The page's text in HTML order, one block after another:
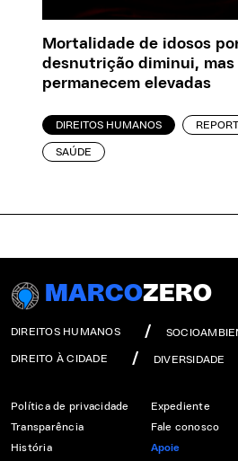
Mortalidade de idosos
desnutrição diminui,
permanecem elevadas
DIREITOS HUMANOS
SAÚDE
MARCOZERO
DIREITOS HUMANOS
DIREITO À CIDADE DIVERSIDADE
Política de privacidade
Transparência
História
Expediente
Fale conosco
Apoie